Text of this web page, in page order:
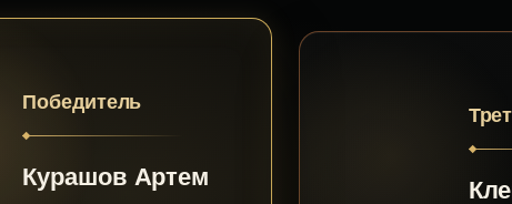
Победитель
Курашов Артем